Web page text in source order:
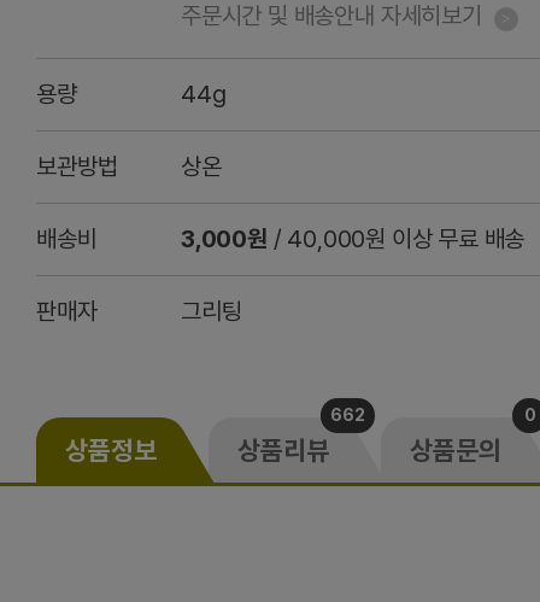
주문시간 및 배송안내 자세히보기
용량 44g
보관방법 상온
배송비 3,000원 / 40,000원 이상 무료 배송
판매자 그리팅
상품정보 상품리뷰
662
상품문의
0